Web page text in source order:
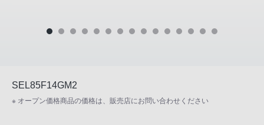
SEL85F14GM2
※ オープン価格商品の価格は、販売店にお問い合わせください